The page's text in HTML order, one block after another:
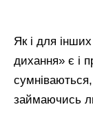
Як і для
дихання» є і
займаючись